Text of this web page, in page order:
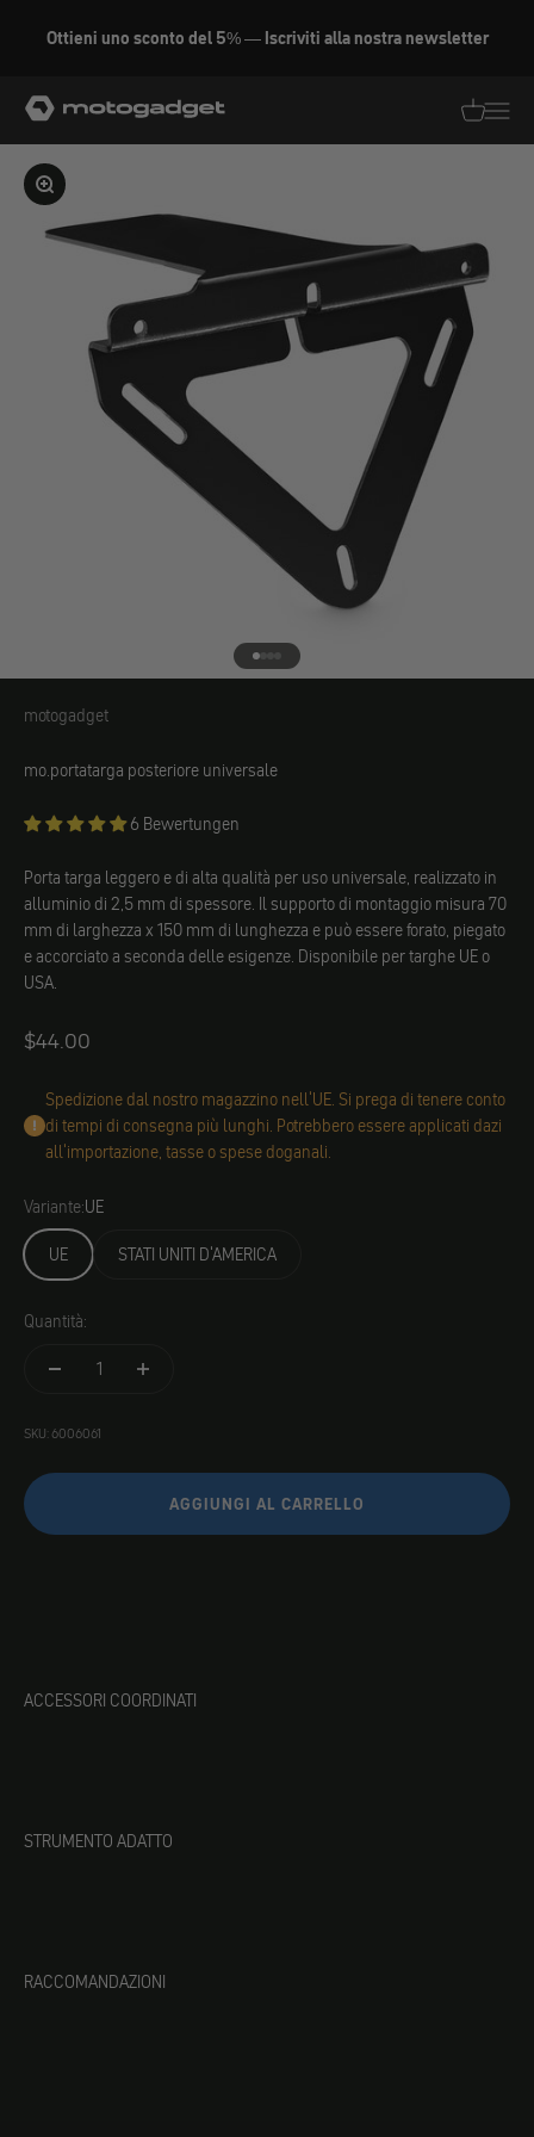
Ottieni uno sconto del 5% — Iscriviti alla nostra newsletter
motogadget GmbH
Ingrandire l'immagine
Vai all'elemento 1
Vai all'elemento 2
Vai all'elemento 3
Vai all'elemento 4
motogadget
motogadget
mo.portatarga posteriore universale
6 Bewertungen
Porta targa leggero e di alta qualità per uso universale, realizzato in
alluminio di 2,5 mm di spessore. Il supporto di montaggio misura 70
mm di larghezza x 150 mm di lunghezza e può essere forato, piegato
e accorciato a seconda delle esigenze. Disponibile per targhe UE o
USA.
Angebot
$44.00
Spedizione dal nostro magazzino nell'UE. Si prega di tenere conto
di tempi di consegna più lunghi. Potrebbero essere applicati dazi
all'importazione, tasse o spese doganali.
Variante:UE
UE
STATI UNITI D'AMERICA
Quantità:
SKU: 6006061
AGGIUNGI AL CARRELLO
ACCESSORI COORDINATI
STRUMENTO ADATTO
RACCOMANDAZIONI